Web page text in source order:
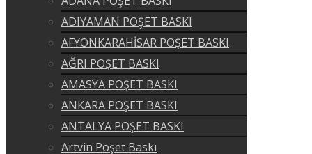
ADIYAMAN POŞET BASKI
AFYONKARAHİSAR POŞET BASKI
AĞRI POŞET BASKI
AMASYA POŞET BASKI
ANKARA POŞET BASKI
ANTALYA POŞET BASKI
Artvin Poşet Baskı